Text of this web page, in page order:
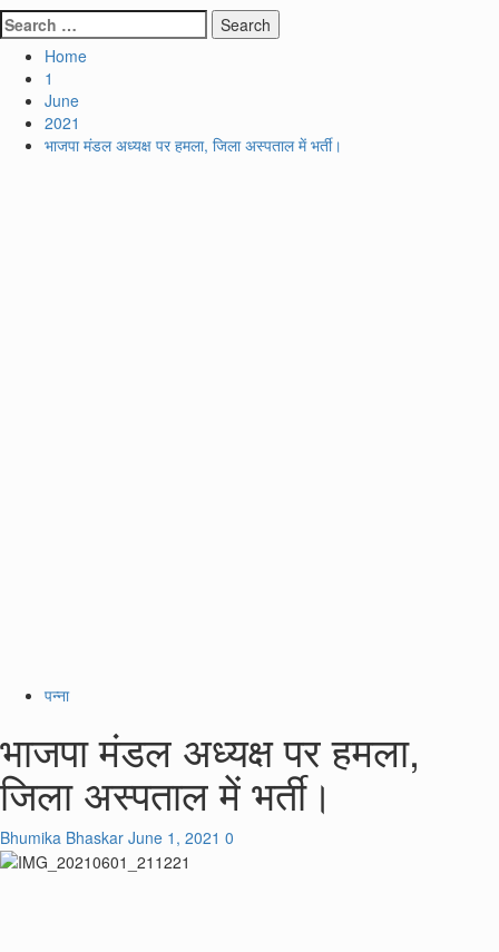
Search
for:
Home
1
June
2021
भाजपा मंडल अध्यक्ष पर हमला, जिला अस्पताल में भर्ती।
पन्ना
भाजपा मंडल अध्यक्ष पर हमला,
जिला अस्पताल में भर्ती।
Bhumika Bhaskar June 1, 2021 0